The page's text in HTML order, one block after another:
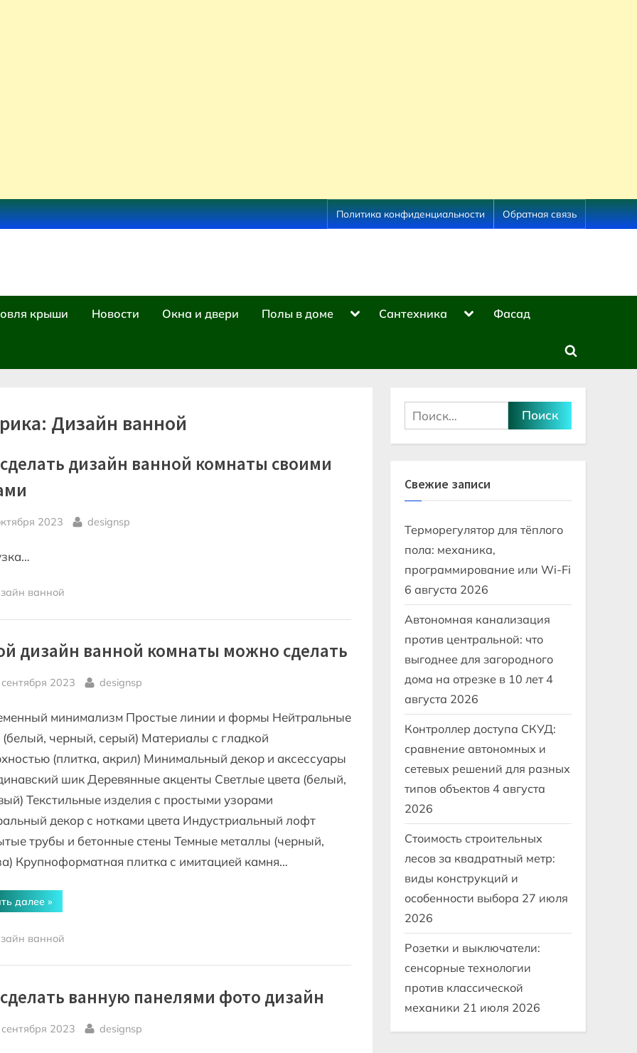
Политика конфиденциальности Обратная связь
крыши Новости Окна и двери Полы в доме
ToggleСантехника
ToggleФасад
Toggle
form
Дизайн ванной
дизайн ванной комнаты своими
2023 By
designsp
ванной
дизайн ванной комнаты можно сделать
2023 By
designsp
минимализм Простые линии и формы Нейтральные
(белый, черный, серый) Материалы с гладкой
(плитка, акрил) Минимальный декор и аксессуары
шик Деревянные акценты Светлые цвета (белый,
Текстильные изделия с простыми узорами
декор с нотками цвета Индустриальный лофт
трубы и бетонные стены Темные металлы (черный,
Крупноформатная плитка с имитацией камня…
далее “Какой
дизайн
можно
»
ванной
ванную панелями фото дизайн
2023 By
designsp
Найти:
Свежие записи
Терморегулятор для тёплого
пола: механика,
программирование или Wi-Fi
6 августа 2026
Автономная канализация
против центральной: что
выгоднее для загородного
дома на отрезке в 10 лет 4
августа 2026
Контроллер доступа СКУД:
сравнение автономных и
сетевых решений для разных
типов объектов 4 августа
2026
Стоимость строительных
лесов за квадратный метр:
виды конструкций и
особенности выбора 27 июля
2026
Розетки и выключатели:
сенсорные технологии
против классической
механики 21 июля 2026